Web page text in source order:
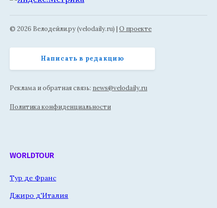
© 2026 Велодейли.ру (velodaily.ru) | О проекте
Написать в редакцию
Реклама и обратная связь: news@velodaily.ru
Политика конфиденциальности
WORLDTOUR
Тур де Франс
Джиро д'Италия